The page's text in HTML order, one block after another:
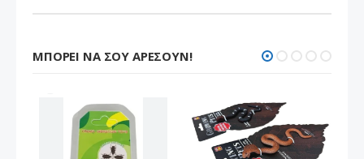
ΜΠΟΡΕΊ ΝΑ ΣΟΥ ΑΡΈΣΟΥΝ!